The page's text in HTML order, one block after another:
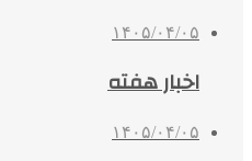
۱۴۰۵/۰۴/۰۵
اخبار هفته
۱۴۰۵/۰۴/۰۵